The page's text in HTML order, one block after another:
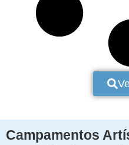
Campamentos